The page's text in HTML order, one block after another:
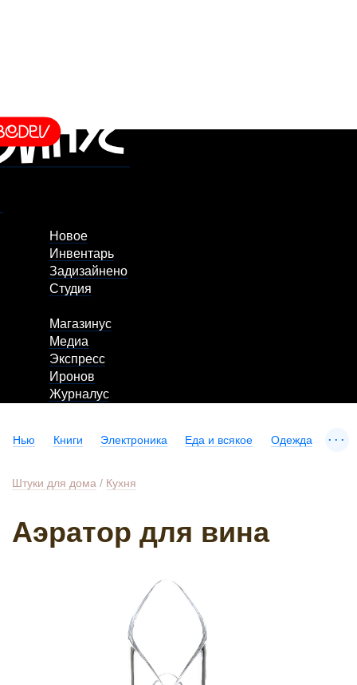
Новое
Инвентарь
Задизайнено
Студия
Магазинус
Медиа
Экспресс
Иронов
Журналус
Нью Книги Электроника Еда и всякое Одежда ...
Штуки для дома / Кухня
Аэратор для вина